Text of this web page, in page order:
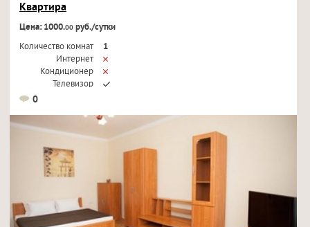
Квартира
Цена: 1000.00руб./сутки
Количество комнат
1
Интернет
Кондиционер
Телевизор
0